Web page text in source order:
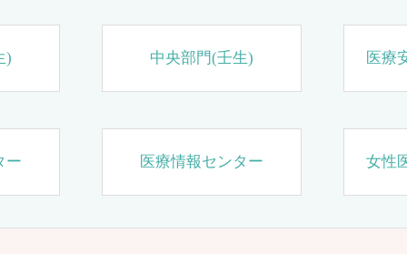
) 中央部門(壬生) 医療
ー 医療情報センター 女性